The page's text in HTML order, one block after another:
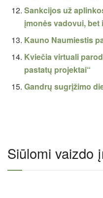
Sankcijos už
įmonės vadovui, bet
Kauno Naumiestis
Kviečia virtuali
pastatų projektai“
Gandrų sugrįžimo
Siūlomi vaizdo